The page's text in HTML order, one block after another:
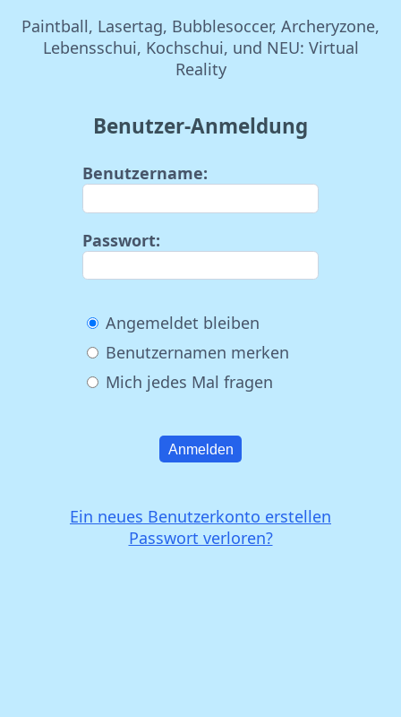
Paintball, Lasertag, Bubblesoccer, Archeryzone,
Lebensschui, Kochschui, und NEU: Virtual
Reality
Benutzer-Anmeldung
Benutzername:
Passwort:
Angemeldet bleiben
Benutzernamen merken
Mich jedes Mal fragen
Anmelden
Ein neues Benutzerkonto erstellen
Passwort verloren?